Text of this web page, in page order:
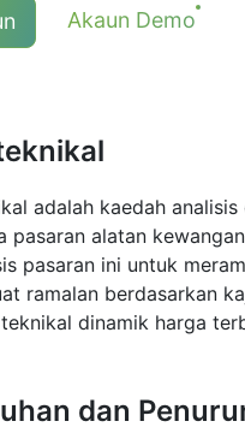
untuk instrumen
lanjut di halaman "
Akaun Demo
adalah kaedah
pasaran alatan
pasaran ini untuk
ramalan berdasarkan
dinamik harga
dan